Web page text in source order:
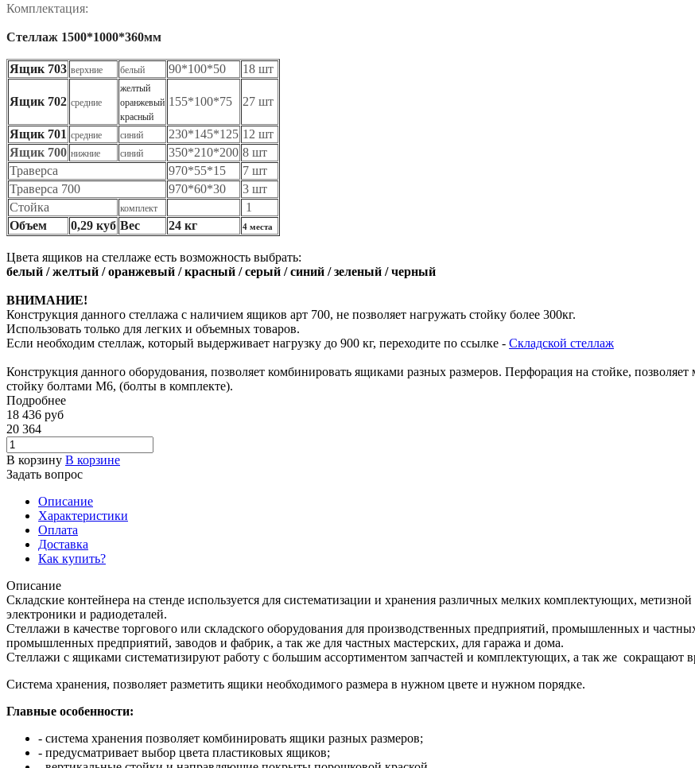
Комплектация:
Стеллаж 1500*1000*360мм
Ящик 703 верхние белый 90*100*50 18 шт
Ящик 702 средние
желтый
оранжевый
красный
155*100*75 27 шт
Ящик 701 средние синий 230*145*125 12 шт
Ящик 700 нижние синий 350*210*200 8 шт
Траверса
970*55*15
7 шт
Траверса 700
970*60*30
3 шт
Стойка
комплект
1
Объем
0,29 куб Вес 24 кг 4 места
Цвета ящиков на стеллаже есть возможность выбрать:
белый / желтый / оранжевый / красный / серый / синий / зеленый / черный
ВНИМАНИЕ!
Конструкция данного стеллажа с наличием ящиков арт 700, не позволяет нагружать стойку более 300кг.
Использовать только для легких и объемных товаров.
Если необходим стеллаж, который выдерживает нагрузку до 900 кг, переходите по ссылке - Складской стеллаж
Конструкция данного оборудования, позволяет комбинировать ящиками разных размеров. Перфорация на стойке, позволяет
стойку болтами М6, (болты в комплекте).
Подробнее
18 436 руб
20 364
В корзину В корзине
Задать вопрос
Описание
Характеристики
Оплата
Доставка
Как купить?
Описание
Складские контейнера на стенде используется для систематизации и хранения различных мелких комплектующих,
электроники и радиодеталей.
Стеллажи в качестве торгового или складского оборудования для производственных предприятий, промышленных и
промышленных предприятий, заводов и фабрик, а так же для частных мастерских, для гаража и дома.
Стеллажи с ящиками систематизируют работу с большим ассортиментом запчастей и комплектующих, а так же сокращают
Система хранения, позволяет разметить ящики необходимого размера в нужном цвете и нужном порядке.
Главные особенности:
- система хранения позволяет комбинировать ящики разных размеров;
- предусматривает выбор цвета пластиковых ящиков;